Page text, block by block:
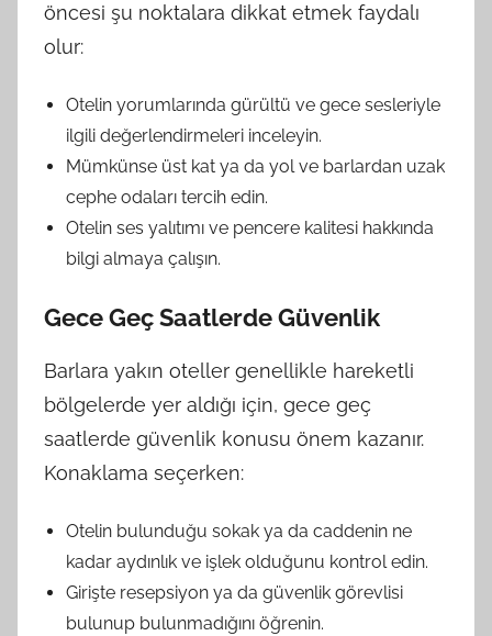
öncesi şu noktalara dikkat etmek faydalı
olur:
Otelin yorumlarında gürültü ve gece sesleriyle
ilgili değerlendirmeleri inceleyin.
Mümkünse üst kat ya da yol ve barlardan uzak
cephe odaları tercih edin.
Otelin ses yalıtımı ve pencere kalitesi hakkında
bilgi almaya çalışın.
Gece Geç Saatlerde Güvenlik
Barlara yakın oteller genellikle hareketli
bölgelerde yer aldığı için, gece geç
saatlerde güvenlik konusu önem kazanır.
Konaklama seçerken:
Otelin bulunduğu sokak ya da caddenin ne
kadar aydınlık ve işlek olduğunu kontrol edin.
Girişte resepsiyon ya da güvenlik görevlisi
bulunup bulunmadığını öğrenin.